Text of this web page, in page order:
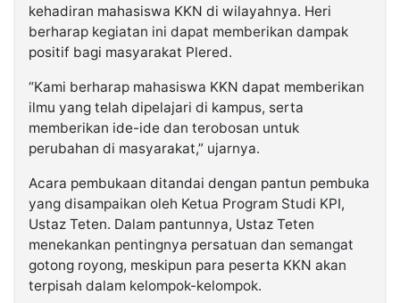
kehadiran mahasiswa KKN di wilayahnya. Heri
berharap kegiatan ini dapat memberikan dampak
positif bagi masyarakat Plered.
“Kami berharap mahasiswa KKN dapat memberikan
ilmu yang telah dipelajari di kampus, serta
memberikan ide-ide dan terobosan untuk
perubahan di masyarakat,” ujarnya.
Acara pembukaan ditandai dengan pantun pembuka
yang disampaikan oleh Ketua Program Studi KPI,
Ustaz Teten. Dalam pantunnya, Ustaz Teten
menekankan pentingnya persatuan dan semangat
gotong royong, meskipun para peserta KKN akan
terpisah dalam kelompok-kelompok.